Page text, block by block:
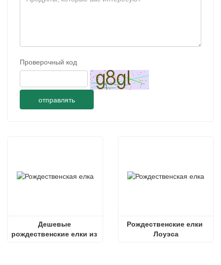
Проверочный код
отправлять
Дешевые
рождественские елки из
Рождественские елки
Лоуэса